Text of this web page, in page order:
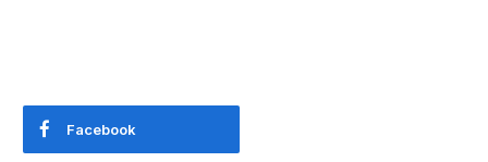
Facebook